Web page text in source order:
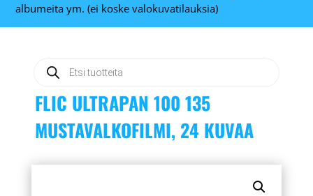
albumeita ym. (ei koske valokuvatilauksia)
search
FLIC ULTRAPAN 100 135
MUSTAVALKOFILMI, 24 KUVAA